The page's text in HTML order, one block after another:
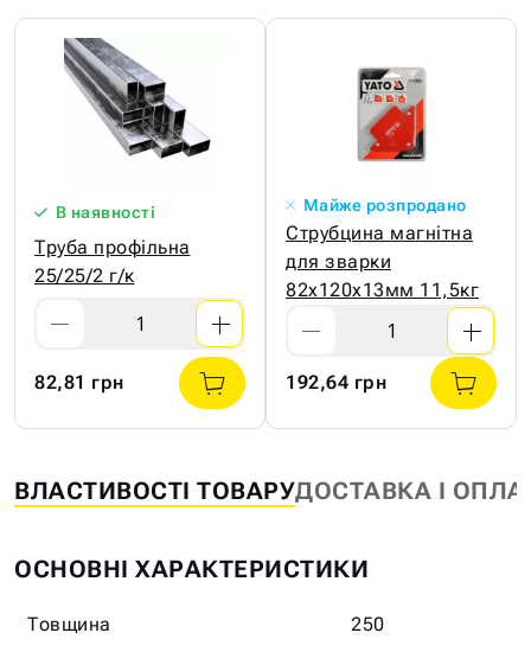
В наявності
Труба профільна
25/25/2 г/к
82,81 грн
Майже розпродано
Струбцина магнітна
для зварки
82х120х13мм 11,5кг
192,64 грн
ВЛАСТИВОСТІ ТОВАРУДОСТАВКА І
ОСНОВНІ ХАРАКТЕРИСТИКИ
Товщина 250